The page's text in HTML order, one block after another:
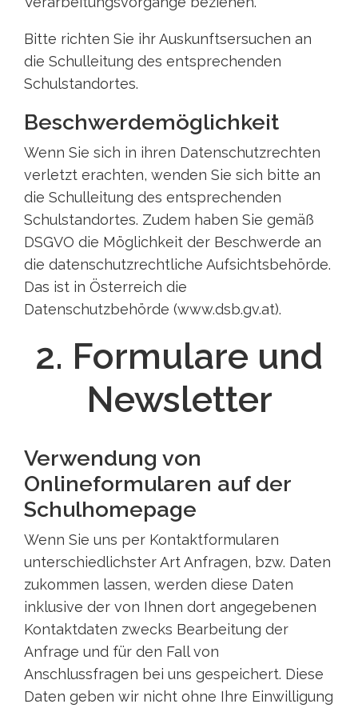
Bitte richten Sie ihr Auskunftsersuchen an
die Schulleitung des entsprechenden
Schulstandortes.
Beschwerdemöglichkeit
Wenn Sie sich in ihren Datenschutzrechten
verletzt erachten, wenden Sie sich bitte an
die Schulleitung des entsprechenden
Schulstandortes. Zudem haben Sie gemäß
DSGVO die Möglichkeit der Beschwerde an
die datenschutzrechtliche Aufsichtsbehörde.
Das ist in Österreich die
Datenschutzbehörde (www.dsb.gv.at).
2. Formulare und
Newsletter
Verwendung von
Onlineformularen auf der
Schulhomepage
Wenn Sie uns per Kontaktformularen
unterschiedlichster Art Anfragen, bzw. Daten
zukommen lassen, werden diese Daten
inklusive der von Ihnen dort angegebenen
Kontaktdaten zwecks Bearbeitung der
Anfrage und für den Fall von
Anschlussfragen bei uns gespeichert. Diese
Daten geben wir nicht ohne Ihre Einwilligung